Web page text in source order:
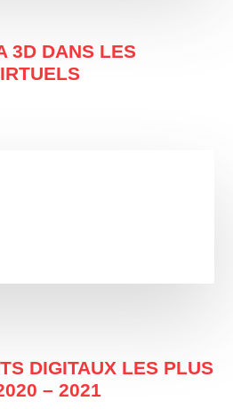
3D DANS LES
DIGITAUX LES PLUS
– 2021